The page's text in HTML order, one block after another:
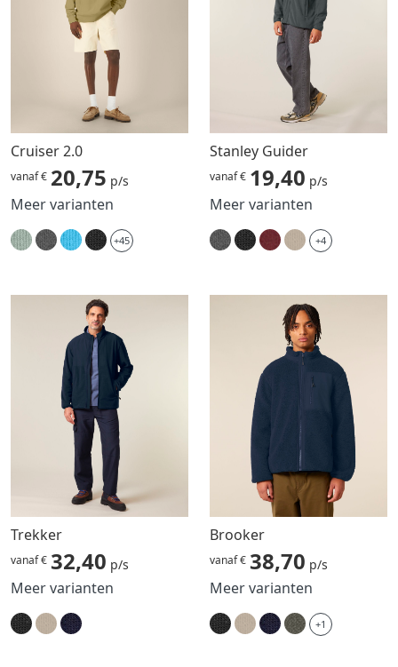
Cruiser 2.0
vanaf € 20,75 p/s
Meer varianten
+45
Stanley Guider
vanaf € 19,40 p/s
Meer varianten
+4
Trekker
vanaf € 32,40 p/s
Meer varianten
Brooker
vanaf € 38,70 p/s
Meer varianten
+1